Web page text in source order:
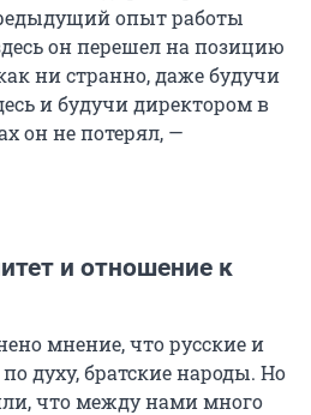
опыт работы
он перешел на позицию
ни странно, даже будучи
и будучи директором в
он не потерял, —
и отношение к
мнение, что русские и
духу, братские народы. Но
что между нами много